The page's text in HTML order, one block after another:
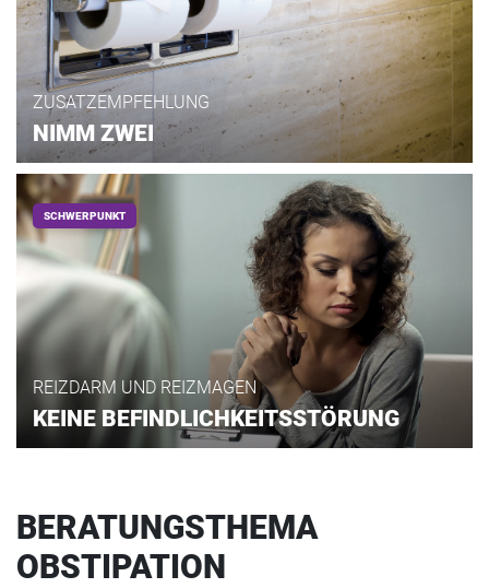
ZUSATZEMPFEHLUNG
NIMM ZWEI
SCHWERPUNKT
REIZDARM UND REIZMAGEN
KEINE BEFINDLICHKEITSSTÖRUNG
BERATUNGSTHEMA
OBSTIPATION